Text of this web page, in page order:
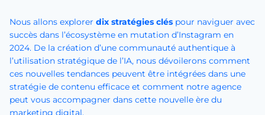
Nous allons explorer dix stratégies clés pour naviguer avec
succès dans l’écosystème en mutation d’Instagram en
2024. De la création d’une communauté authentique à
l’utilisation stratégique de l’IA, nous dévoilerons comment
ces nouvelles tendances peuvent être intégrées dans une
stratégie de contenu efficace et comment notre agence
peut vous accompagner dans cette nouvelle ère du
marketing digital.